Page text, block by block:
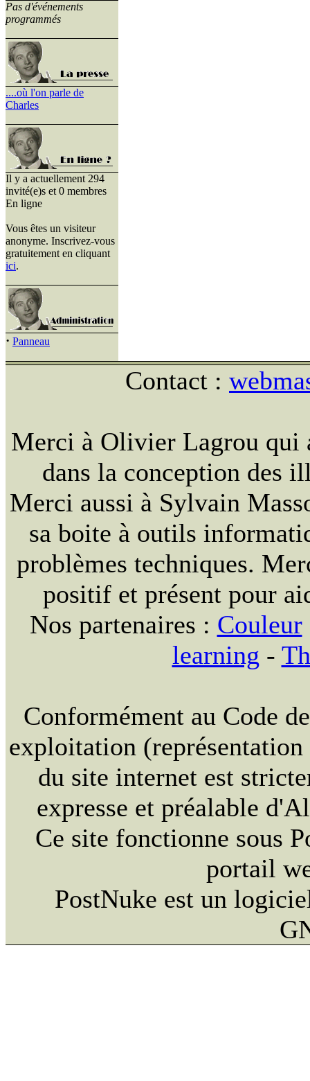
Pas d'événements
programmés
....où l'on parle de
Charles
Il y a actuellement 294
invité(e)s et 0 membres
En ligne
Vous êtes un visiteur
anonyme. Inscrivez-vous
gratuitement en cliquant
ici.
· Panneau
Contact :
Merci à Olivier Lagrou qui
dans la conception des
Merci aussi à Sylvain
sa boite à outils
problèmes techniques.
positif et présent pour
Nos partenaires : Couleur
learning -
Conformément au Code
exploitation
du site internet est
expresse et préalable
Ce site fonctionne sous
portail
PostNuke est un